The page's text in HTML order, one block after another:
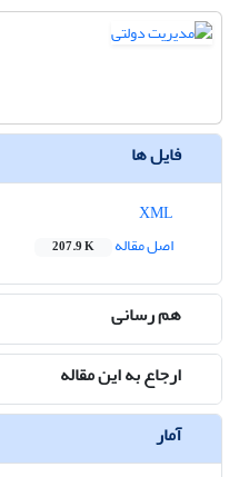
فایل ها
اصل مقاله
207.9 K
هم رسانی
ارجاع به این مقاله
آمار